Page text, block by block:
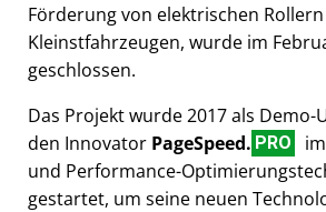
Förderung von elektrischen
Kleinstfahrzeugen, wurde im
geschlossen.
Das Projekt wurde 2017 als
den Innovator PageSpeed. PRO
und Performance-
gestartet, um seine neuen